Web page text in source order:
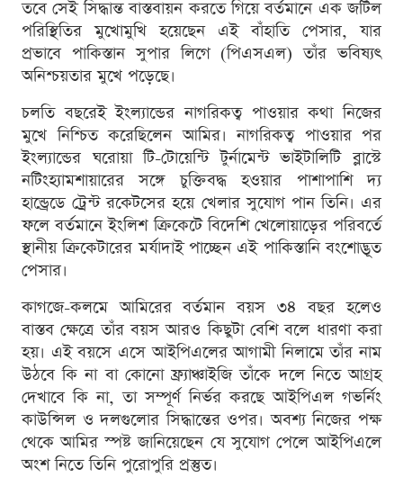
তবে সেই সিদ্ধান্ত বাস্তবায়ন করতে গিয়ে বর্তমানে এক জটিল
পরিস্থিতির মুখোমুখি হয়েছেন এই বাঁহাতি পেসার, যার
প্রভাবে পাকিস্তান সুপার লিগে (পিএসএল) তাঁর ভবিষ্যৎ
অনিশ্চয়তার মুখে পড়েছে।
চলতি বছরেই ইংল্যান্ডের নাগরিকত্ব পাওয়ার কথা নিজের
মুখে নিশ্চিত করেছিলেন আমির। নাগরিকত্ব পাওয়ার পর
ইংল্যান্ডের ঘরোয়া টি-টোয়েন্টি টুর্নামেন্ট ভাইটালিটি ব্লাস্টে
নটিংহ্যামশায়ারের সঙ্গে চুক্তিবদ্ধ হওয়ার পাশাপাশি দ্য
হান্ড্রেডে ট্রেন্ট রকেটসের হয়ে খেলার সুযোগ পান তিনি। এর
ফলে বর্তমানে ইংলিশ ক্রিকেটে বিদেশি খেলোয়াড়ের পরিবর্তে
স্থানীয় ক্রিকেটারের মর্যাদাই পাচ্ছেন এই পাকিস্তানি বংশোদ্ভূত
পেসার।
কাগজে-কলমে আমিরের বর্তমান বয়স ৩৪ বছর হলেও
বাস্তব ক্ষেত্রে তাঁর বয়স আরও কিছুটা বেশি বলে ধারণা করা
হয়। এই বয়সে এসে আইপিএলের আগামী নিলামে তাঁর নাম
উঠবে কি না বা কোনো ফ্র্যাঞ্চাইজি তাঁকে দলে নিতে আগ্রহ
দেখাবে কি না, তা সম্পূর্ণ নির্ভর করছে আইপিএল গভর্নিং
কাউন্সিল ও দলগুলোর সিদ্ধান্তের ওপর। অবশ্য নিজের পক্ষ
থেকে আমির স্পষ্ট জানিয়েছেন যে সুযোগ পেলে আইপিএলে
অংশ নিতে তিনি পুরোপুরি প্রস্তুত।